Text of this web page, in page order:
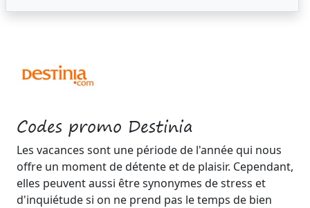
Codes promo Destinia
Les vacances sont une période de l'année qui nous
offre un moment de détente et de plaisir. Cependant,
elles peuvent aussi être synonymes de stress et
d'inquiétude si on ne prend pas le temps de bien